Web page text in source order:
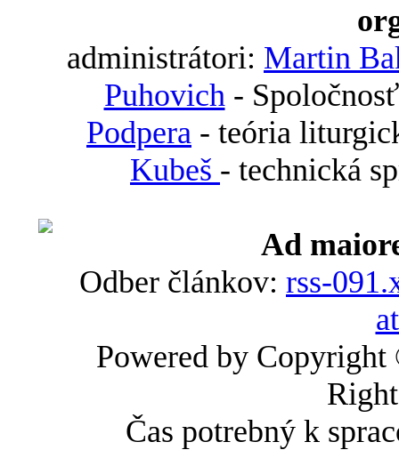
administrátori: Martin
Puhovich-
Podpera - teória
Kubeš - technická
Ad
Odber článkov: rss-
Powered by
Čas potrebný k